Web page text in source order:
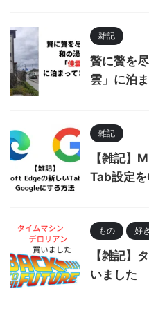
雑記
贅に贅を
雲」に泊
雑記
【雑記】
Tab設定
もの 好
【雑記】
いました